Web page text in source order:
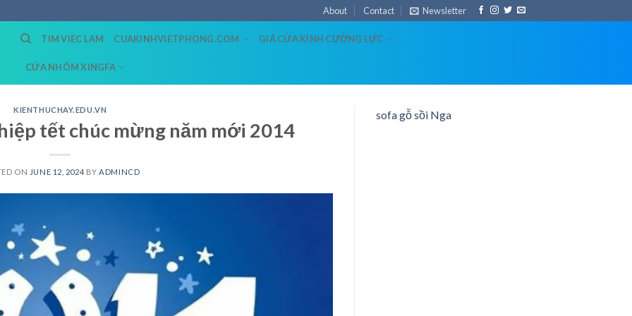
About Contact Newsletter
TIM VIEC LAM CUAKINHVIETPHONG.COM GIÁ CỬA KÍNH CƯỜNG LỰC
CỬA NHÔM XINGFA
- -
KIENTHUCHAY.EDU.VN
tết chúc mừng năm mới 2014
ON JUNE 12, 2024 BY ADMINCD
sofa gỗ sồi Nga